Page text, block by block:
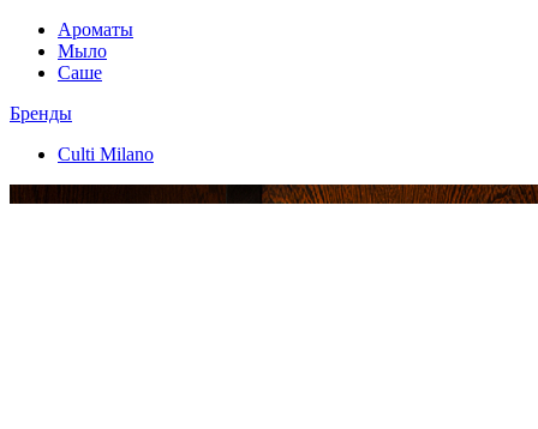
Ароматы
Мыло
Саше
Бренды
Culti Milano